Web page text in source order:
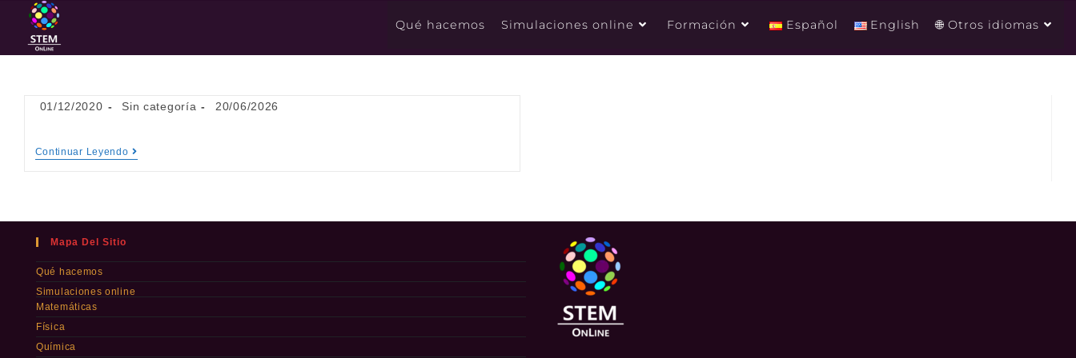
Qué hacemos Simulaciones online Formación Español English 🌐 Otros idiomas
01/12/2020 Sin categoría 20/06/2026
Continuar Leyendo
Mapa Del Sitio
Qué hacemos
Simulaciones online
Matemáticas
Física
Química